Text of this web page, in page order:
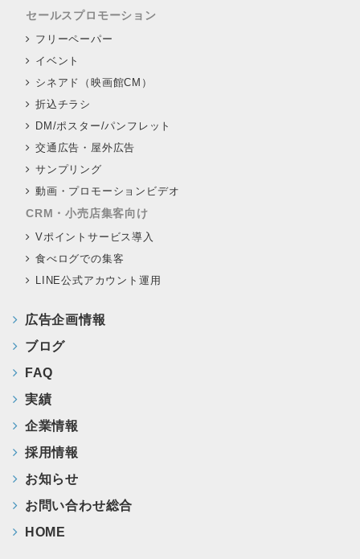
セールスプロモーション
フリーペーパー
イベント
シネアド（映画館CM）
折込チラシ
DM/ポスター/パンフレット
交通広告・屋外広告
サンプリング
動画・プロモーションビデオ
CRM・小売店集客向け
Vポイントサービス導入
食べログでの集客
LINE公式アカウント運用
広告企画情報
ブログ
FAQ
実績
企業情報
採用情報
お知らせ
お問い合わせ総合
HOME